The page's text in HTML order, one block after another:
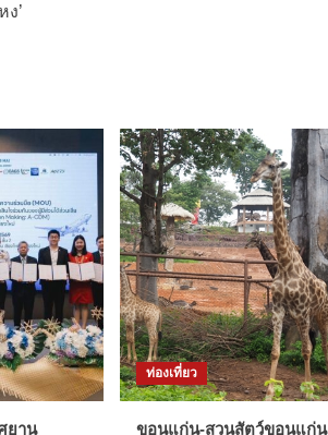
’
ยาน
ท่องเที่ยว
ขอนแก่น-สวนสัตว์ขอนแก่น